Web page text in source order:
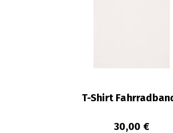
T-Shirt
30,00€